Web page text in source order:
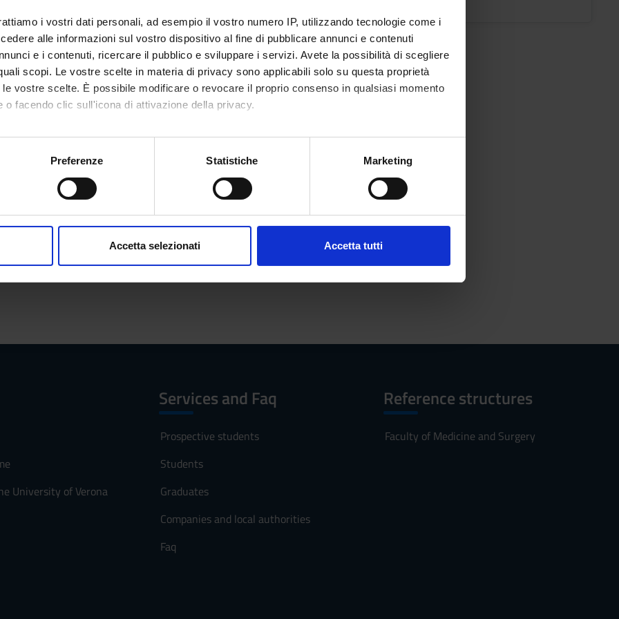
i vostri dati personali, ad esempio il vostro numero IP, utilizzando tecnologie come i
alle informazioni sul vostro dispositivo al fine di pubblicare annunci e contenuti
e i contenuti, ricercare il pubblico e sviluppare i servizi. Avete la possibilità di scegliere
scopi. Le vostre scelte in materia di privacy sono applicabili solo su questa proprietà
vostre scelte. È possibile modificare o revocare il proprio consenso in qualsiasi momento
o facendo clic sull'icona di attivazione della privacy.
anche:
sulla tua posizione geografica, con un'approssimazione di qualche metro,
in qualsiasi momento dalla Dichiarazione sui cookie.
Preferenze Statistiche Marketing
Accetta selezionati Accetta tutti
University of Verona
Services and Faq
Prospective students
Students
Graduates
Companies and local authorities
Faq
Reference structures
Faculty of Medicine and Surgery